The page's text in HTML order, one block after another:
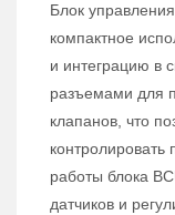
Блок
компактное
и интеграцию в
разъемами для
клапанов, что
контролировать
работы блока
датчиков и